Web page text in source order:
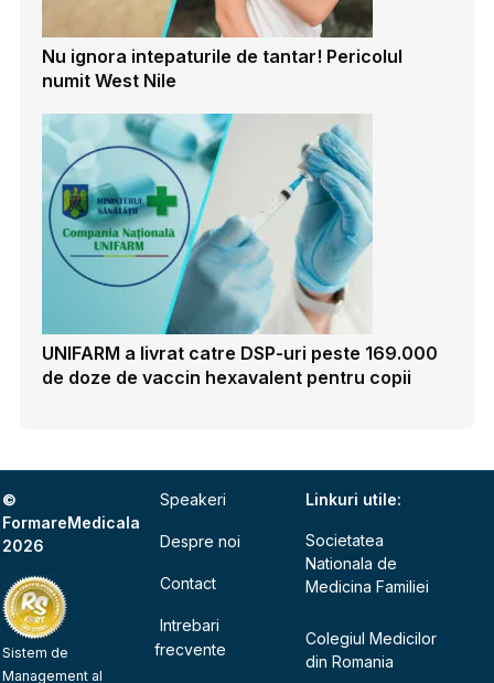
Nu ignora intepaturile de tantar! Pericolul
numit West Nile
UNIFARM a livrat catre DSP-uri peste 169.000
de doze de vaccin hexavalent pentru copii
©
FormareMedicala
2026
Sistem de
Management al
Speakeri
Despre noi
Contact
Intrebari
frecvente
Linkuri utile:
Societatea
Nationala de
Medicina Familiei
Colegiul Medicilor
din Romania